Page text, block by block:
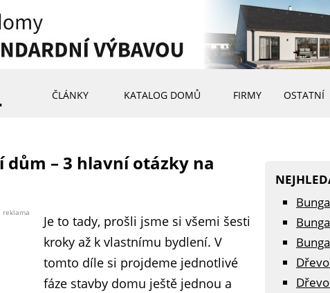
ČLÁNKY KATALOG DOMŮ FIRMY OSTATNÍ
dům – 3 hlavní otázky na
reklama
Je to tady, prošli jsme si všemi šesti
kroky až k vlastnímu bydlení. V
tomto díle si projdeme jednotlivé
fáze stavby domu ještě jednou a